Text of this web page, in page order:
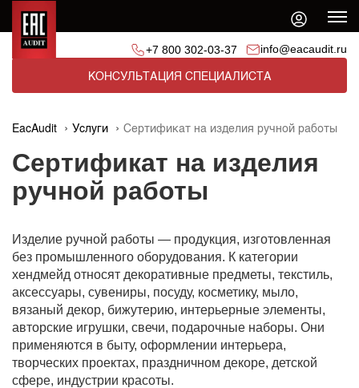
+7 800 302-03-37 info@eacaudit.ru
КОНСУЛЬТАЦИЯ СПЕЦИАЛИСТА
EacAudit Услуги Сертификат на изделия ручной работы
Сертификат на изделия
ручной работы
Изделие ручной работы — продукция, изготовленная
без промышленного оборудования. К категории
хендмейд относят декоративные предметы, текстиль,
аксессуары, сувениры, посуду, косметику, мыло,
вязаный декор, бижутерию, интерьерные элементы,
авторские игрушки, свечи, подарочные наборы. Они
применяются в быту, оформлении интерьера,
творческих проектах, праздничном декоре, детской
сфере, индустрии красоты.